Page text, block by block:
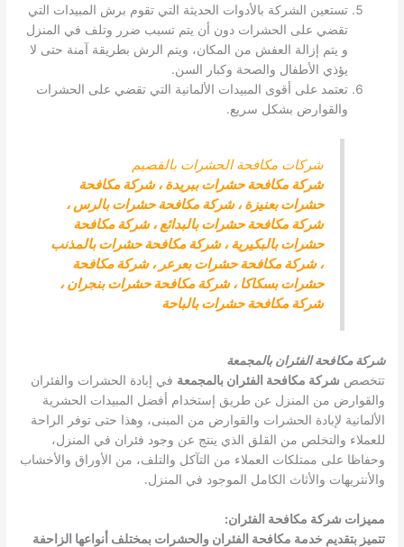
تستعين الشركة بالأدوات الحديثة التي تقوم برش المبيدات التي
تقضي على الحشرات دون أن يتم تسبب ضرر وتلف في المنزل
و يتم إزالة العفش من المكان، ويتم الرش بطريقة آمنة حتى لا
يؤذي الأطفال والصحة وكبار السن.
تعتمد على أقوى المبيدات الألمانية التي تقضي على الحشرات
والقوارض بشكل سريع.
شركات مكافحة الحشرات بالقصيم
شركة مكافحة حشرات ببريدة،شركة مكافحة
حشرات بعنيزة،شركة مكافحة حشرات بالرس،
شركة مكافحة حشرات بالبدائع،شركة مكافحة
حشرات بالبكيرية،شركة مكافحة حشرات بالمذنب
،شركة مكافحة حشرات بعرعر ،شركة مكافحة
حشرات بسكاكا ،شركة مكافحة حشرات بنجران،
شركة مكافحة حشرات بالباحة
شركة مكافحة الفئران بالمجمعة
تتخصص شركة مكافحة الفئران بالمجمعة في إبادة الحشرات والفئران
والقوارض من المنزل عن طريق إستخدام أفضل المبيدات الحشرية
الألمانية لإبادة الحشرات والقوارض من المبنى، وهذا حتى توفر الراحة
للعملاء والتخلص من القلق الذي ينتج عن وجود فئران في المنزل،
وحفاظا على ممتلكات العملاء من التآكل والتلف، من الأوراق والأخشاب
والأنتريهات والأثاث الكامل الموجود في المنزل.
مميزات شركة مكافحة الفئران:
تتميز بتقديم خدمة مكافحة الفئران والحشرات بمختلف أنواعها الزاحفة